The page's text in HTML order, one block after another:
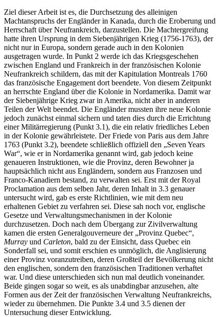
Ziel dieser Arbeit ist es, die Durchsetzung des alleinigen
Machtanspruchs der Engländer in Kanada, durch die Eroberung und
Herrschaft über Neufrankreich, darzustellen. Die Machtergreifung
hatte ihren Ursprung in dem Siebenjährigen Krieg (1756-1763), der
nicht nur in Europa, sondern gerade auch in den Kolonien
ausgetragen wurde. In Punkt 2 werde ich das Kriegsgeschehen
zwischen England und Frankreich in der französischen Kolonie
Neufrankreich schildern, das mit der Kapitulation Montreals 1760
das französische Engagement dort beendete. Von diesem Zeitpunkt
an herrschte England über die Kolonie in Nordamerika. Damit war
der Siebenjährige Krieg zwar in Amerika, nicht aber in anderen
Teilen der Welt beendet. Die Engländer mussten ihre neue Kolonie
jedoch zunächst einmal sichern und taten dies durch die Errichtung
einer Militärregierung (Punkt 3.1), die ein relativ friedliches Leben
in der Kolonie gewährleistete. Der Friede von Paris aus dem Jahre
1763 (Punkt 3.2), beendete schließlich offiziell den „Seven Years
War“, wie er in Nordamerika genannt wird, gab jedoch keine
genaueren Instruktionen, wie die Provinz, deren Bewohner ja
hauptsächlich nicht aus Engländern, sondern aus Franzosen und
Franco-Kanadiern bestand, zu verwalten sei. Erst mit der Royal
Proclamation aus dem selben Jahr, deren Inhalt in 3.3 genauer
untersucht wird, gab es erste Richtlinien, wie mit dem neu
erhaltenen Gebiet zu verfahren sei. Diese sah noch vor, englische
Gesetze und Verwaltungsmechanismen in der Kolonie
durchzusetzen. Doch nach dem Übergang zur Zivilverwaltung
kamen die ersten Generalgouverneure der „Provinz Quebec“,
Murray und Carleton, bald zu der Einsicht, dass Quebec ein
Sonderfall sei, und somit erschien es unmöglich, die Anglisierung
einer Provinz voranzutreiben, deren Großteil der Bevölkerung nicht
den englischen, sondern den französischen Traditionen verhaftet
war. Und diese unterschieden sich nun mal deutlich voneinander.
Beide gingen sogar so weit, es als unabdingbar anzusehen, alte
Formen aus der Zeit der französischen Verwaltung Neufrankreichs,
wieder zu übernehmen. Die Punkte 3.4 und 3.5 dienen der
Untersuchung dieser Entwicklung.